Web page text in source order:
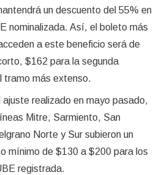
un descuento del 55% en
nominalizada. Así, el boleto más
a este beneficio será de
$162 para la segunda
tramo más extenso.
realizado en mayo pasado,
Mitre, Sarmiento, San
Norte y Sur subieron un
mínimo de $130 a $200 para los
registrada.